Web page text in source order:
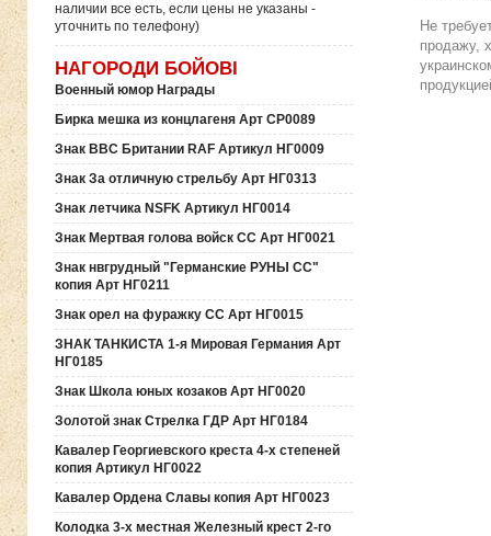
наличии все есть, если цены не указаны -
уточнить по телефону)
НАГОРОДИ БОЙОВІ
Военный юмор Награды
Бирка мешка из концлагеня Арт СР0089
Знак ВВС Британии RAF Артикул НГ0009
Знак За отличную стрельбу Арт НГ0313
Знак летчика NSFK Артикул НГ0014
Знак Мертвая голова войск СС Арт НГ0021
Знак нвгрудный "Германские РУНЫ СС"
копия Арт НГ0211
Знак орел на фуражку СС Арт НГ0015
ЗНАК ТАНКИСТА 1-я Мировая Германия Арт
НГ0185
Знак Школа юных козаков Арт НГ0020
Золотой знак Стрелка ГДР Арт НГ0184
Кавалер Георгиевского креста 4-х степеней
копия Артикул НГ0022
Кавалер Ордена Славы копия Арт НГ0023
Колодка 3-х местная Железный крест 2-го
Не
продажу,